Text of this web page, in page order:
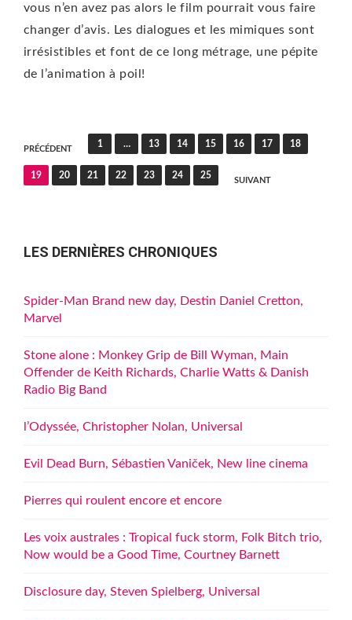
vous n’en avez pas alors le film pourrait vous faire
changer d’avis. Les dialogues et les mimiques sont
irrésistibles et font de ce long métrage, une pépite
de l’animation à poil!
Pagination
des
publications
PRÉCÉDENT
1 … 13 14 15 16 17 18
19 20 21 22 23 24 25
SUIVANT
LES DERNIÈRES CHRONIQUES
Spider-Man Brand new day, Destin Daniel Cretton,
Marvel
Stone alone : Monkey Grip de Bill Wyman, Main
Offender de Keith Richards, Charlie Watts & Danish
Radio Big Band
l’Odyssée, Christopher Nolan, Universal
Evil Dead Burn, Sébastien Vaniček, New line cinema
Pierres qui roulent encore et encore
Les voix australes : Tropical fuck storm, Folk Bitch trio,
Now would be a Good Time, Courtney Barnett
Disclosure day, Steven Spielberg, Universal